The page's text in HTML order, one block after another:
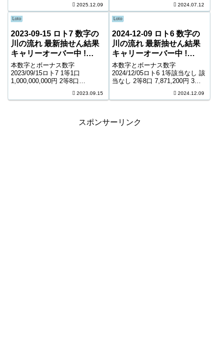
口 1,000円 ＊抽せんの結果は最
終的に発売元の発表のものと照
合して下...
2025.12.09
9,500円 5等105,944口 1,400円 6
等191,744口 1,000円...
2024.07.12
Loto
2023-09-15 ロト7 数字の
川の流れ 最新抽せん結果
キャリーオーバー中 !
253,416,760円
本数字とボーナス数字
2023/09/15ロト7 1等1口
1,000,000,000円 2等8口
4等8,111口 7,500円 5等118,372
2023.09.15
Loto
2024-12-09 ロト6 数字の
川の流れ 最新抽せん結果
キャリーオーバー中 !
209,893,841円
本数字とボーナス数字
2024/12/05ロト6 1等該当なし 該
当なし 2等8口 7,871,200円 3等
6,800円 5等160,003口 1,000円
2024.12.09
スポンサーリンク